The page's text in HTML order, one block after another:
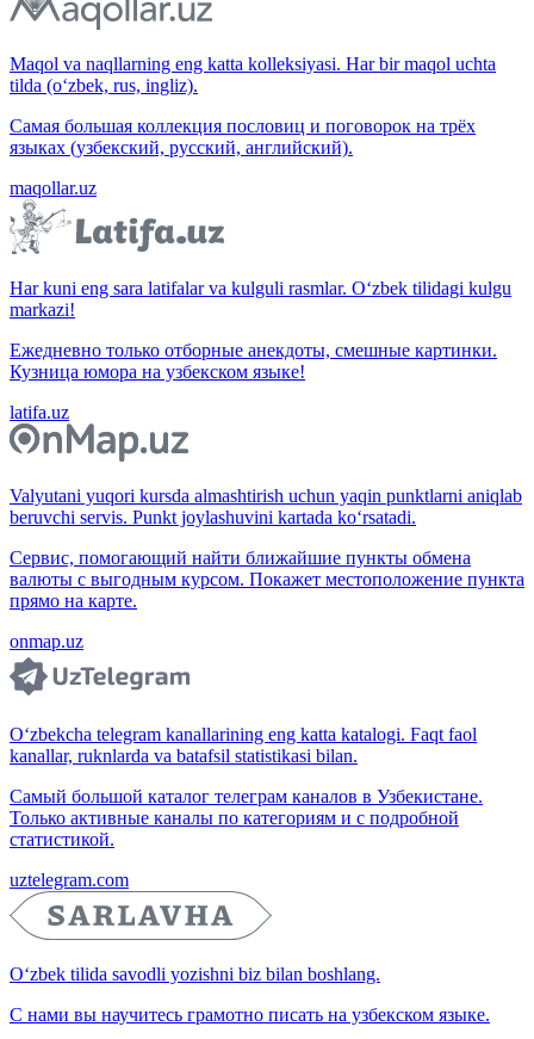
Maqol va naqllarning eng katta kolleksiyasi. Har bir maqol uchta
tilda (o‘zbek, rus, ingliz).
Самая большая коллекция пословиц и поговорок на трёх
языках (узбекский, русский, английский).
maqollar.uz
Har kuni eng sara latifalar va kulguli rasmlar. O‘zbek tilidagi kulgu
markazi!
Ежедневно только отборные анекдоты, смешные картинки.
Кузница юмора на узбекском языке!
latifa.uz
Valyutani yuqori kursda almashtirish uchun yaqin punktlarni aniqlab
beruvchi servis. Punkt joylashuvini kartada ko‘rsatadi.
Сервис, помогающий найти ближайшие пункты обмена
валюты с выгодным курсом. Покажет местоположение пункта
прямо на карте.
onmap.uz
O‘zbekcha telegram kanallarining eng katta katalogi. Faqt faol
kanallar, ruknlarda va batafsil statistikasi bilan.
Самый большой каталог телеграм каналов в Узбекистане.
Только активные каналы по категориям и с подробной
статистикой.
uztelegram.com
O‘zbek tilida savodli yozishni biz bilan boshlang.
С нами вы научитесь грамотно писать на узбекском языке.